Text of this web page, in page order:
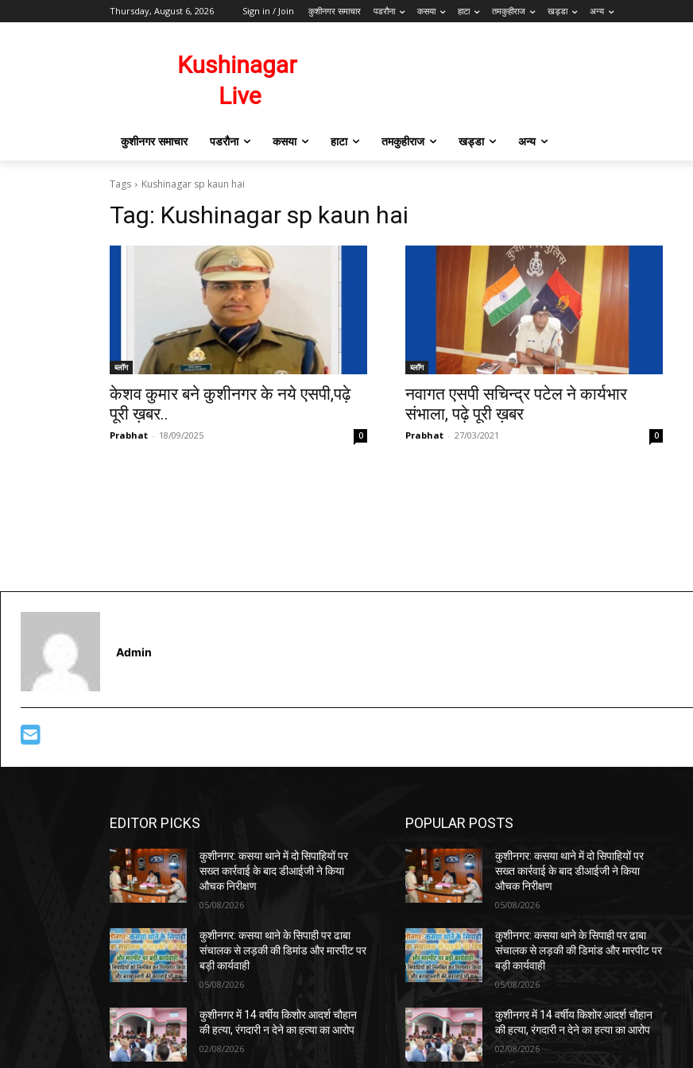
Thursday, August 6, 2026 Sign in / Join कुशीनगर समाचार पडरौना कसया हाटा तमकुहीराज खड्डा अन्य
कुशीनगर समाचार पडरौना कसया हाटा तमकुहीराज खड्डा अन्य
Tags Kushinagar sp kaun hai
Tag: Kushinagar sp kaun hai
ब्लॉग
केशव कुमार बने कुशीनगर के नये एसपी,पढ़े
पूरी ख़बर..
Prabhat - 18/09/2025 0
ब्लॉग
नवागत एसपी सचिन्द्र पटेल ने कार्यभार
संभाला, पढ़े पूरी ख़बर
Prabhat - 27/03/2021 0
Admin
EDITOR PICKS
कुशीनगर: कसया थाने में दो सिपाहियों पर
सख्त कार्रवाई के बाद डीआईजी ने किया
औचक निरीक्षण
05/08/2026
कुशीनगर: कसया थाने के सिपाही पर ढाबा
संचालक से लड़की की डिमांड और मारपीट पर
बड़ी कार्यवाही
05/08/2026
कुशीनगर में 14 वर्षीय किशोर आदर्श चौहान
की हत्या, रंगदारी न देने का हत्या का आरोप
02/08/2026
POPULAR POSTS
कुशीनगर: कसया थाने में दो सिपाहियों पर
सख्त कार्रवाई के बाद डीआईजी ने किया
औचक निरीक्षण
05/08/2026
कुशीनगर: कसया थाने के सिपाही पर ढाबा
संचालक से लड़की की डिमांड और मारपीट पर
बड़ी कार्यवाही
05/08/2026
कुशीनगर में 14 वर्षीय किशोर आदर्श चौहान
की हत्या, रंगदारी न देने का हत्या का आरोप
02/08/2026